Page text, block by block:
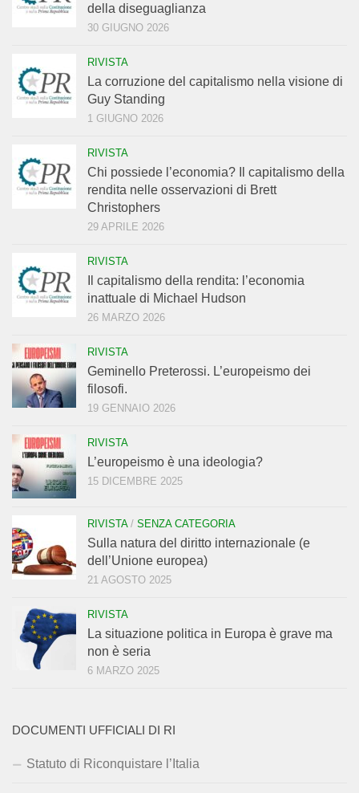
della diseguaglianza
30 GIUGNO 2026
RIVISTA
La corruzione del capitalismo nella visione di
Guy Standing
1 GIUGNO 2026
RIVISTA
Chi possiede l’economia? Il capitalismo della
rendita nelle osservazioni di Brett
Christophers
29 APRILE 2026
RIVISTA
Il capitalismo della rendita: l’economia
inattuale di Michael Hudson
26 MARZO 2026
RIVISTA
Geminello Preterossi. L’europeismo dei
filosofi.
19 GENNAIO 2026
RIVISTA
L’europeismo è una ideologia?
15 DICEMBRE 2025
RIVISTA/ SENZA CATEGORIA
Sulla natura del diritto internazionale (e
dell’Unione europea)
21 AGOSTO 2025
RIVISTA
La situazione politica in Europa è grave ma
non è seria
6 MARZO 2025
DOCUMENTI UFFICIALI DI RI
Statuto di Riconquistare l’Italia